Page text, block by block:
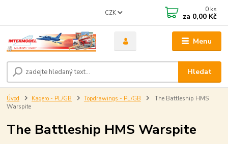
Menu
CZK
Hledat
0 ks
za 0,00 Kč
Úvod Kagero - PL/GB Topdrawings - PL/GB
The Battleship HMS
Warspite
The Battleship HMS Warspite